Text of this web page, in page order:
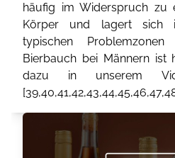
häufig im Widerspruch zu
Körper und lagert sich
typischen
Bierbauch bei Männern ist
dazu in unserem
[39,40,41,42,43,44,45,46,47,